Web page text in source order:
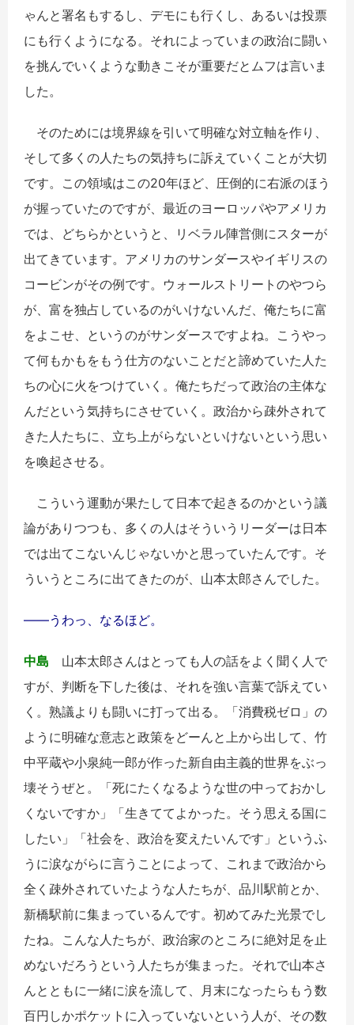
ゃんと署名もするし、デモにも行くし、あるいは投票
にも行くようになる。それによっていまの政治に闘い
を挑んでいくような動きこそが重要だとムフは言いま
した。
そのためには境界線を引いて明確な対立軸を作り、
そして多くの人たちの気持ちに訴えていくことが大切
です。この領域はこの20年ほど、圧倒的に右派のほう
が握っていたのですが、最近のヨーロッパやアメリカ
では、どちらかというと、リベラル陣営側にスターが
出てきています。アメリカのサンダースやイギリスの
コービンがその例です。ウォールストリートのやつら
が、富を独占しているのがいけないんだ、俺たちに富
をよこせ、というのがサンダースですよね。こうやっ
て何もかもをもう仕方のないことだと諦めていた人た
ちの心に火をつけていく。俺たちだって政治の主体な
んだという気持ちにさせていく。政治から疎外されて
きた人たちに、立ち上がらないといけないという思い
を喚起させる。
こういう運動が果たして日本で起きるのかという議
論がありつつも、多くの人はそういうリーダーは日本
では出てこないんじゃないかと思っていたんです。そ
ういうところに出てきたのが、山本太郎さんでした。
――うわっ、なるほど。
中島 山本太郎さんはとっても人の話をよく聞く人で
すが、判断を下した後は、それを強い言葉で訴えてい
く。熟議よりも闘いに打って出る。「消費税ゼロ」の
ように明確な意志と政策をどーんと上から出して、竹
中平蔵や小泉純一郎が作った新自由主義的世界をぶっ
壊そうぜと。「死にたくなるような世の中っておかし
くないですか」「生きててよかった。そう思える国に
したい」「社会を、政治を変えたいんです」というふ
うに涙ながらに言うことによって、これまで政治から
全く疎外されていたような人たちが、品川駅前とか、
新橋駅前に集まっているんです。初めてみた光景でし
たね。こんな人たちが、政治家のところに絶対足を止
めないだろうという人たちが集まった。それで山本さ
んとともに一緒に涙を流して、月末になったらもう数
百円しかポケットに入っていないという人が、その数